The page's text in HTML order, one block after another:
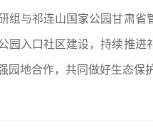
组与祁连山国家公园甘肃
园入口社区建设，持续推
园地合作，共同做好生态保